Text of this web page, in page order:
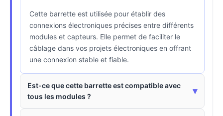
Cette barrette est utilisée pour établir des
connexions électroniques précises entre différents
modules et capteurs. Elle permet de faciliter le
câblage dans vos projets électroniques en offrant
une connexion stable et fiable.
Est-ce que cette barrette est compatible avec
tous les modules ?
▾